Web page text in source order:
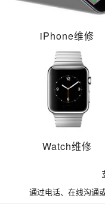
iPhone维修
Watch维修
通过电话、在线沟通